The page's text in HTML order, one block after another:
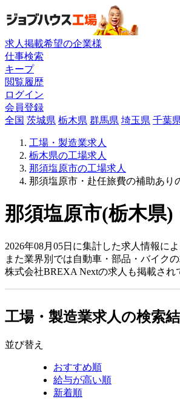
求人掲載希望の企業様
仕事検索
キープ
閲覧履歴
ログイン
会員登録
全国 茨城県 栃木県 群馬県 埼玉県 千葉
工場・製造業求人
栃木県の工場求人
那須塩原市の工場求人
那須塩原市・赴任旅費の補助あり
那須塩原市(栃木県
2026年08月05日に集計した求人情報に
また業界別では自動車・部品・バイク
株式会社BREXA Nextの求人も掲載され
工場・製造業求人の検索
並び替え
おすすめ順
給与が高い順
新着順